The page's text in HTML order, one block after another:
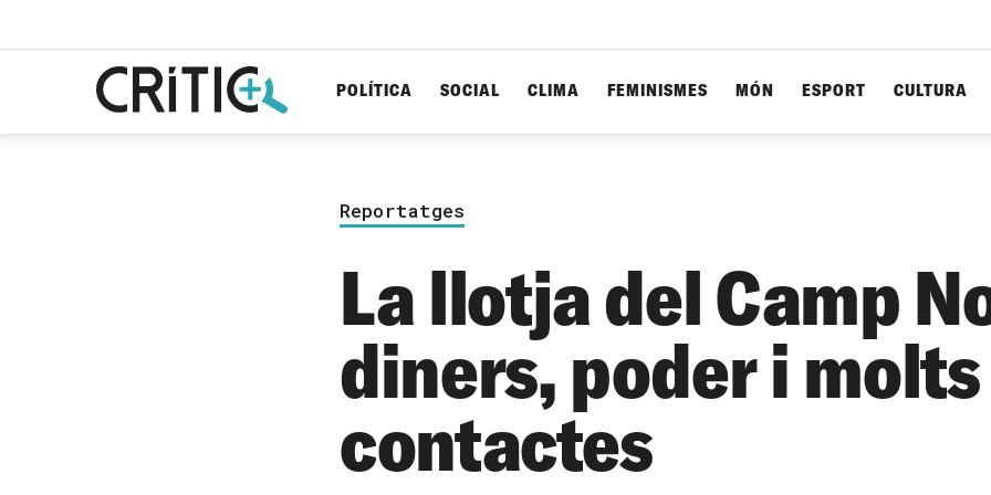
POLÍTICA SOCIAL CLIMA FEMINISMES MÓN ESPORT CULTURA
Reportatges
La llotja del Camp
diners, poder i molts
contactes